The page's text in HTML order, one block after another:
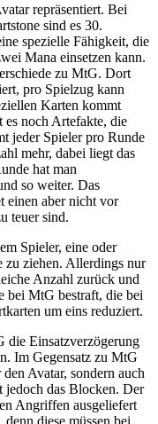
repräsentiert. Bei
sind es 30.
spezielle Fähigkeit, die
Mana einsetzen kann.
zu MtG. Dort
pro Spielzug kann
Karten kommt
es noch Artefakte, die
jeder Spieler pro Runde
mehr, dabei liegt das
hat man
so weiter. Das
einen aber nicht vor
teuer sind.
Spieler, eine oder
zu ziehen. Allerdings nur
Anzahl zurück und
bei MtG bestraft, die bei
um eins reduziert.
die Einsatzverzögerung
Im Gegensatz zu MtG
Avatar, sondern auch
jedoch das Blocken. Der
Angriffen ausgeliefert
diese müssen bei